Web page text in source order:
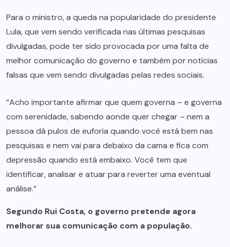
Para o ministro, a queda na popularidade do presidente
Lula, que vem sendo verificada nas últimas pesquisas
divulgadas, pode ter sido provocada por uma falta de
melhor comunicação do governo e também por notícias
falsas que vem sendo divulgadas pelas redes sociais.
“Acho importante afirmar que quem governa – e governa
com serenidade, sabendo aonde quer chegar – nem a
pessoa dá pulos de euforia quando você está bem nas
pesquisas e nem vai para debaixo da cama e fica com
depressão quando está embaixo. Você tem que
identificar, analisar e atuar para reverter uma eventual
análise.”
Segundo Rui Costa, o governo pretende agora
melhorar sua comunicação com a população.